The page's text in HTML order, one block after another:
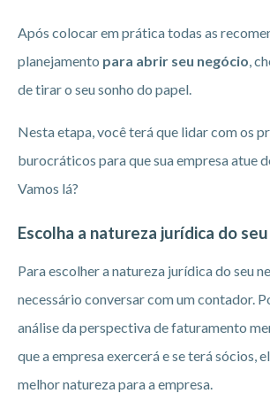
Após colocar em prática todas as
planejamento para abrir seu negócio,
de tirar o seu sonho do papel.
Nesta etapa, você terá que lidar com os
burocráticos para que sua empresa atue
Vamos lá?
Escolha a natureza jurídica do
Para escolher a natureza jurídica do seu
necessário conversar com um contador.
análise da perspectiva de faturamento
que a empresa exercerá e se terá sócios,
melhor natureza para a empresa.